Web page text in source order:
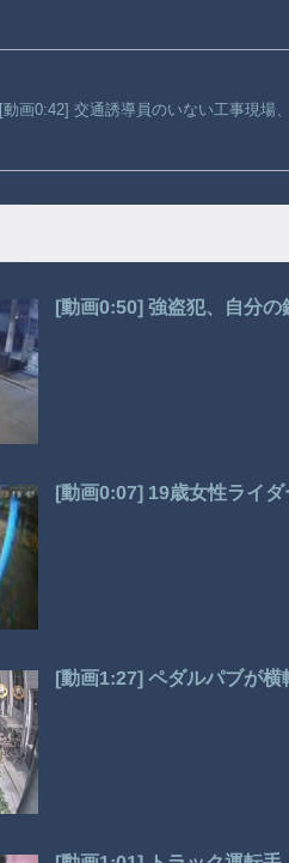
[動画0:42] 交通誘導員のいない工事現場
[動画0:50] 強盗犯、自分の
[動画0:07] 19歳女性ライ
[動画1:27] ペダルパブが